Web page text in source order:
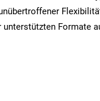
Formate